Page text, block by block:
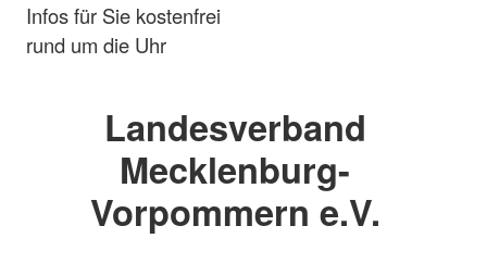
Infos für Sie kostenfrei
rund um die Uhr
Landesverband
Mecklenburg-
Vorpommern e.V.